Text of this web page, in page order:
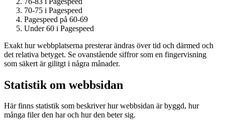
70-75 i Pagespeed
Pagespeed på 60-69
Under 60 i Pagespeed
Exakt hur webbplatserna presterar ändras över tid och därmed och
det relativa betyget. Se ovanstående siffror som en fingervisning
som säkert är gilitgt i några månader.
Statistik om webbsidan
Här finns statistik som beskriver hur webbsidan är byggd, hur
många filer den har och hur den beter sig.